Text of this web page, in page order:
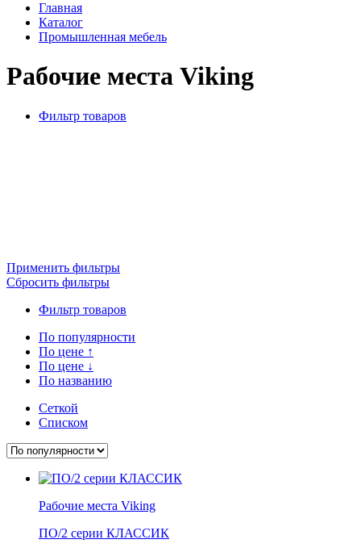
Главная
Каталог
Промышленная мебель
Рабочие места Viking
Фильтр товаров
Применить фильтры
Сбросить фильтры
Фильтр товаров
По популярности
По цене ↑
По цене ↓
По названию
Сеткой
Списком
Рабочие места Viking
ПО/2 серии КЛАССИК